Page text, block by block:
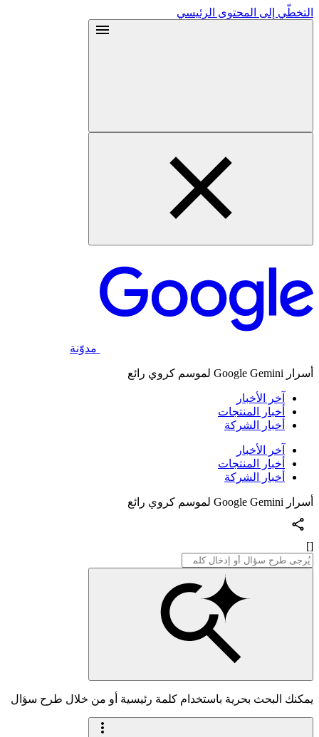
التخطّي إلى المحتوى الرئيسي
مدوّنة
أسرار Google Gemini لموسم كروي رائع
آخر الأخبار
أخبار المنتجات
أخبار الشركة
آخر الأخبار
أخبار المنتجات
أخبار الشركة
أسرار Google Gemini لموسم كروي رائع
[]
يمكنك البحث بحرية باستخدام كلمة رئيسية أو من خلال طرح سؤال